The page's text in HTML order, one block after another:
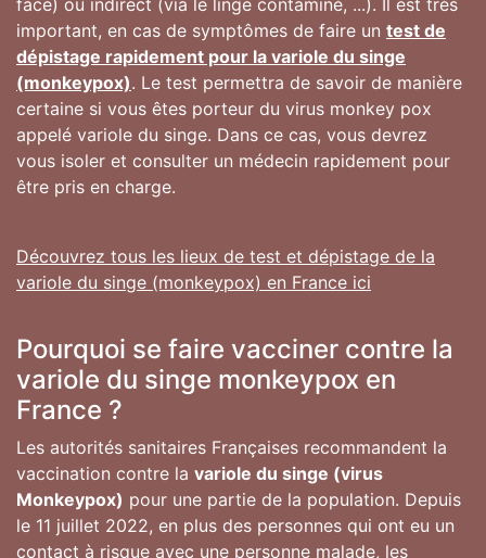
important, en cas de symptômes de faire un test de
dépistage rapidement pour la variole du singe
(monkeypox). Le test permettra de savoir de manière
certaine si vous êtes porteur du virus monkey pox
appelé variole du singe. Dans ce cas, vous devrez
vous isoler et consulter un médecin rapidement pour
être pris en charge.
Découvrez tous les lieux de test et dépistage de la
variole du singe (monkeypox) en France ici
Pourquoi se faire vacciner contre la
variole du singe monkeypox en
France ?
Les autorités sanitaires Françaises recommandent la
vaccination contre la variole du singe (virus
Monkeypox) pour une partie de la population. Depuis
le 11 juillet 2022, en plus des personnes qui ont eu un
contact à risque avec une personne malade, les